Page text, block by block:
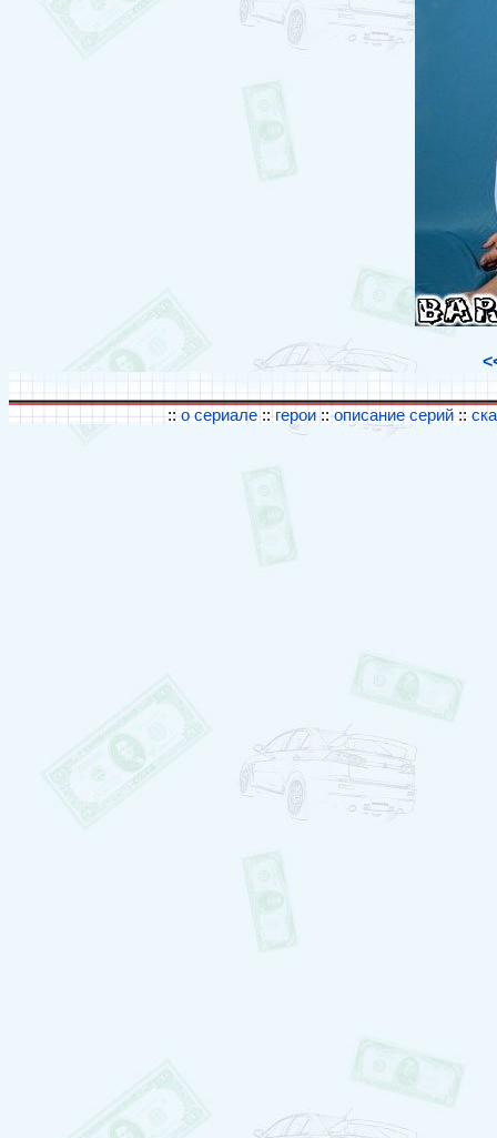
:: о сериале:: герои::описание серий::